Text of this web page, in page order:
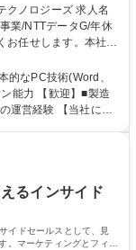
ジーズ 求人名
業/NTTデータG/年休
ではなく、社員や現
軟に対応いただくこ
業務のサポート■来
職手続き等の労務サ
点運営に関わる管理
的なPC技術(Word、
能力 【歓迎】■製造
【当社につ
は充実しているとと
るインサイド
イドセールスとして、見
。マーケティングとフィー